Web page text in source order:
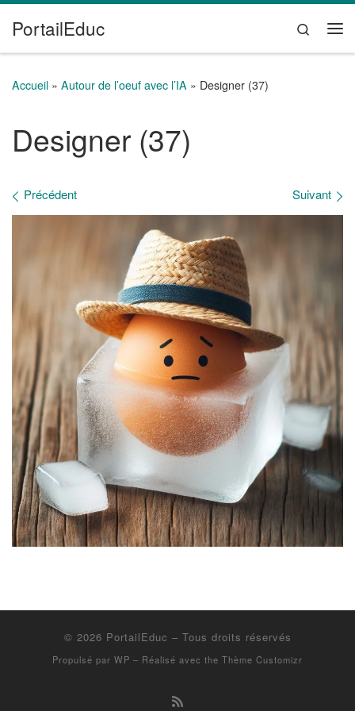
Passer au contenu
PortailEduc
Search
Accueil » Autour de l’oeuf avec l’IA » Designer (37)
Designer (37)
Navigation des images
Précédent Suivant
© 2026 PortailEduc – Tous droits réservés
Propulsé par WP – Réalisé avec the Thème Customizr